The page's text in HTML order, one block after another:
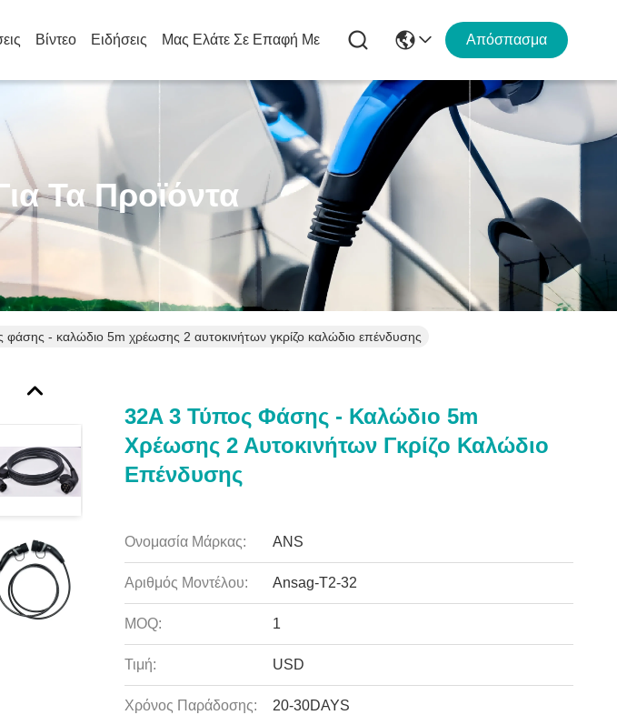
Βίντεο Ειδήσεις Μας Ελάτε Σε Επαφή Με Απόσπασμα
Τα Προϊόντα
φάσης - καλώδιο 5m χρέωσης 2 αυτοκινήτων γκρίζο καλώδιο επένδυσης
32A 3 Τύπος Φάσης - Καλώδιο 5m
Χρέωσης 2 Αυτοκινήτων Γκρίζο Καλώδιο
Επένδυσης
Ονομασία Μάρκας: ANS
Αριθμός Μοντέλου: Ansag-T2-32
MOQ: 1
Τιμή: USD
Χρόνος Παράδοσης: 20-30DAYS